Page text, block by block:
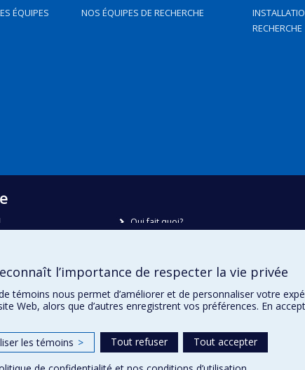
ÉQUIPES
NOS ÉQUIPES DE RECHERCHE
RECHERCHE
Qui fait quoi?
Plan du site
Accessibilité
l’importance de respecter la vie privée
témoins nous permet d’améliorer et de personnaliser votre
Web, alors que d’autres enregistrent vos préférences. En
les témoins > Tout refuser
Tout accepter